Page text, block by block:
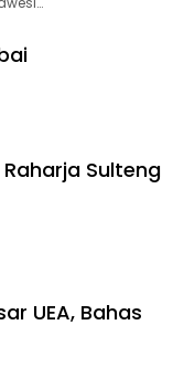
Sulteng
UEA, Bahas